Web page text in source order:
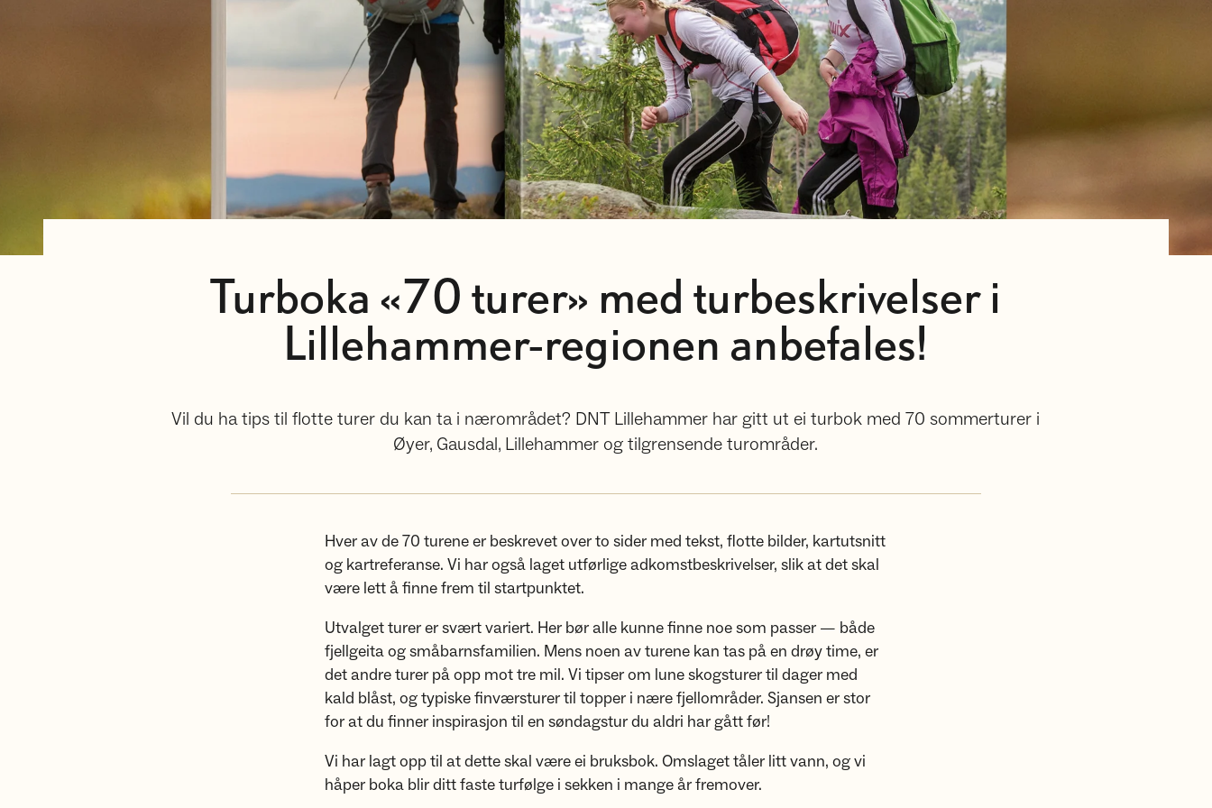
Turboka «70 turer» med turbeskrivelser i
Lillehammer-regionen anbefales!
Vil du ha tips til flotte turer du kan ta i nærområdet? DNT Lillehammer har gitt ut ei turbok med 70 sommerturer i
Øyer, Gausdal, Lillehammer og tilgrensende turområder.
Hver av de 70 turene er beskrevet over to sider med tekst, flotte bilder, kartutsnitt
og kartreferanse. Vi har også laget utførlige adkomstbeskrivelser, slik at det skal
være lett å finne frem til startpunktet.
Utvalget turer er svært variert. Her bør alle kunne finne noe som passer — både
fjellgeita og småbarnsfamilien. Mens noen av turene kan tas på en drøy time, er
det andre turer på opp mot tre mil. Vi tipser om lune skogsturer til dager med
kald blåst, og typiske finværsturer til topper i nære fjellområder. Sjansen er stor
for at du finner inspirasjon til en søndagstur du aldri har gått før!
Vi har lagt opp til at dette skal være ei bruksbok. Omslaget tåler litt vann, og vi
håper boka blir ditt faste turfølge i sekken i mange år fremover.